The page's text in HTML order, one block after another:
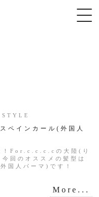
ペインカール(外国人
For.c.c.c.cの大陸(り
のオススメの髪型は
国人パーマ)です！
More...